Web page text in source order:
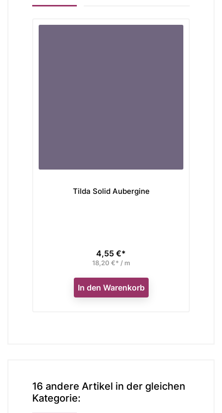
Tilda Solid Aubergine
Preis
4,55 €*
18,20 €* / m
In den Warenkorb
16 andere Artikel in der gleichen
Kategorie: